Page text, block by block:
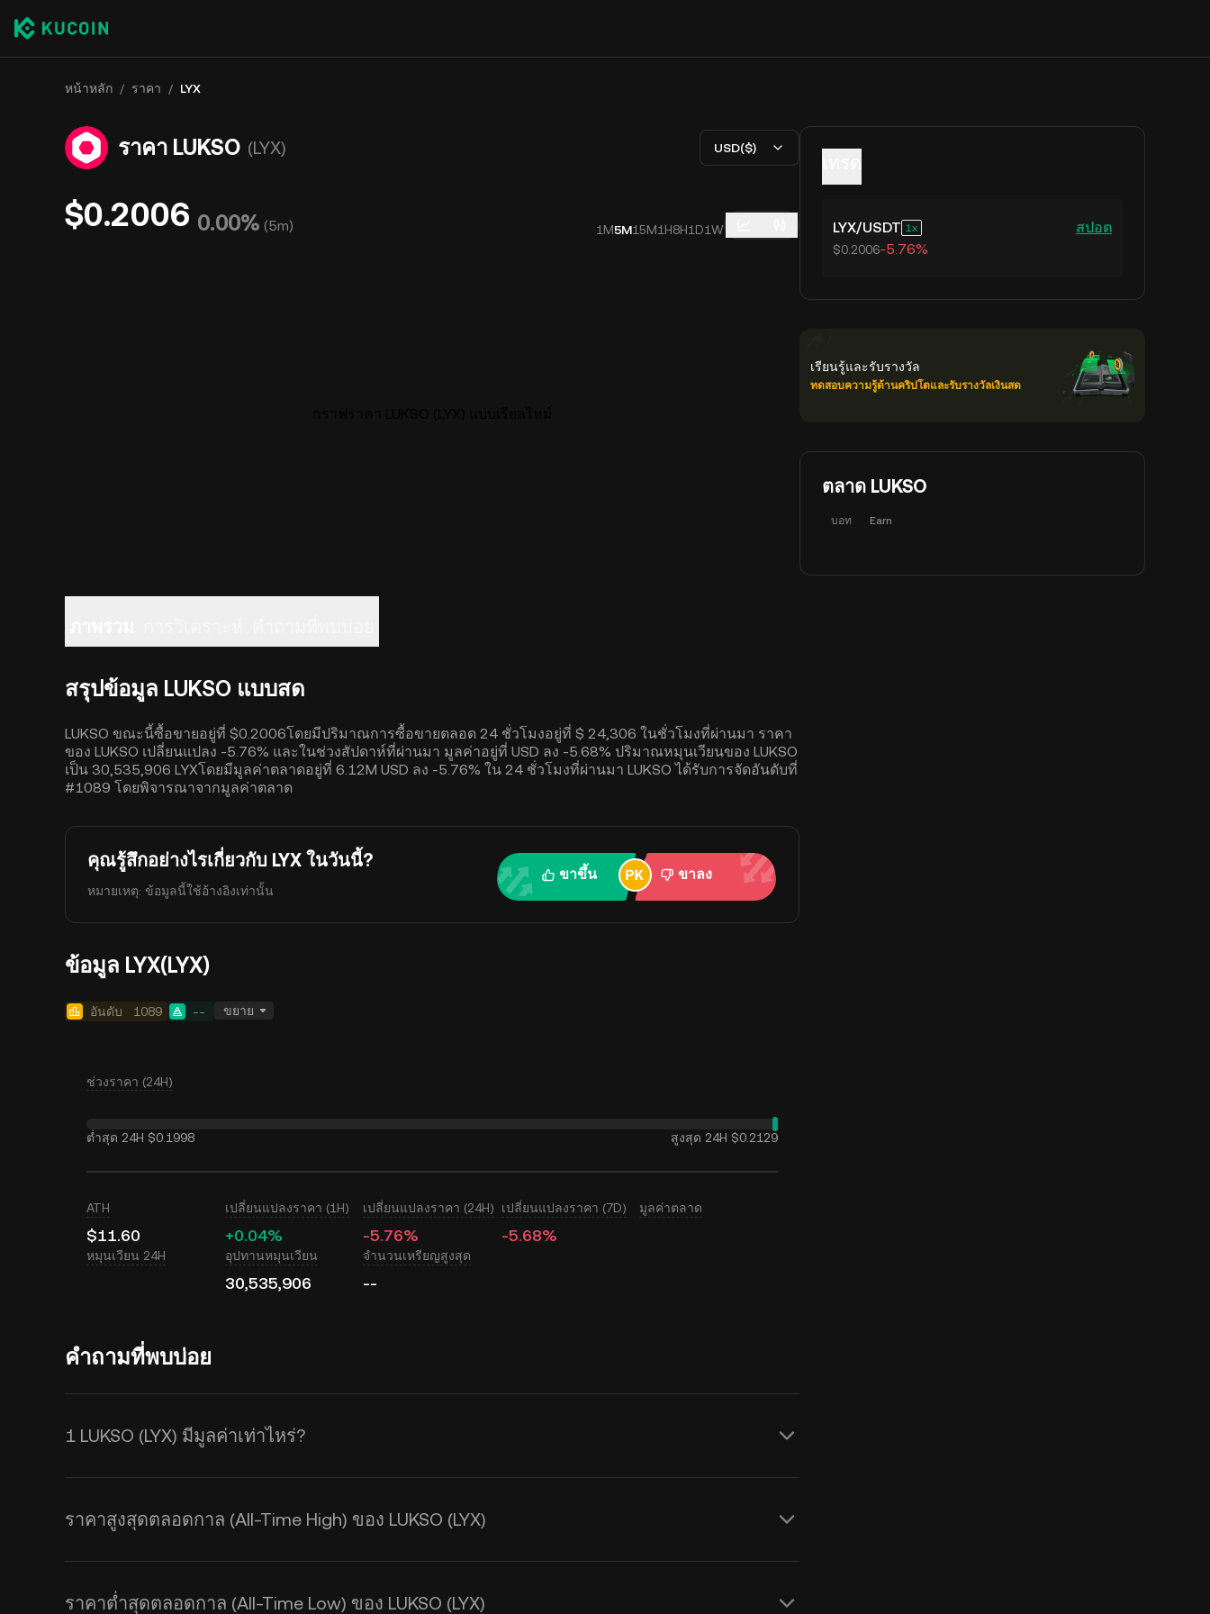
หน้าหลัก / ราคา / LYX
ราคา LUKSO (LYX) USD($)
$0.2006 0.00% (5m) 1M5M15M1H8H1D1W
สรุปข้อมูล LUKSO แบบสด
LUKSO ขณะนี้ซื้อขายอยู่ที่ $0.2006โดยมีปริมาณการซื้อขายตลอด 24 ชั่วโมงอยู่ที่ $ 24,306 ในชั่วโมงที่ผ่านมา ราคา
ของ LUKSO เปลี่ยนแปลง -5.76% และในช่วงสัปดาห์ที่ผ่านมา มูลค่าอยู่ที่ USD ลง -5.68% ปริมาณหมุนเวียนของ LUKSO
เป็น 30,535,906 LYXโดยมีมูลค่าตลาดอยู่ที่ 6.12M USD ลง -5.76% ใน 24 ชั่วโมงที่ผ่านมา LUKSO ได้รับการจัดอันดับที่
#1089 โดยพิจารณาจากมูลค่าตลาด
คุณรู้สึกอย่างไรเกี่ยวกับ LYX ในวันนี้?
หมายเหตุ: ข้อมูลนี้ใช้อ้างอิงเท่านั้น
ขาขึ้น ขาลง
ข้อมูล LYX(LYX)
อันดับ 1089 -- ขยาย
ช่วงราคา (24H)
ต่ำสุด 24H $0.1998 สูงสุด 24H $0.2129
ATH
$11.60
เปลี่ยนแปลงราคา (1H)
+0.04%
เปลี่ยนแปลงราคา (24H)
-5.76%
เปลี่ยนแปลงราคา (7D)
-5.68%
มูลค่าตลาด
หมุนเวียน 24H อุปทานหมุนเวียน
30,535,906
จำนวนเหรียญสูงสุด
--
คำถามที่พบบ่อย
1 LUKSO (LYX) มีมูลค่าเท่าไหร่?
KuCoin มีการอัปเดตราคาในสกุล USD แบบเรียลไทม์สำหรับ LUKSO (LYX) ซึ่ง
ราคา LUKSO จะได้รับผลกระทบจากอุปสงค์และอุปทานรวมถึงสภาวะตลาด ใช้
ราคาสูงสุดตลอดกาล (All-Time High) ของ LUKSO (LYX)
ราคาต่ำสุดตลอดกาล (All-Time Low) ของ LUKSO (LYX)
LYX/USDT 1 สปอต
$0.2006-5.76%
เรียนรู้และรับรางวัล
ทดสอบความรู้ด้านคริปโตและรับรางวัลเงินสด
ตลาด LUKSO
บอท Earn